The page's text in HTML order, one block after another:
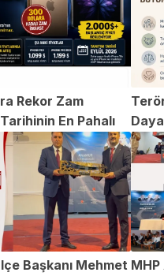
Rekor Zam
En Pahalı
Başkanı Mehmet